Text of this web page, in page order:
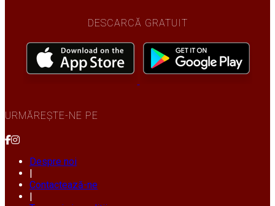
DESCARCĂ GRATUIT
URMĂREȘTE-NE PE
Despre noi
|
Contactează-ne
|